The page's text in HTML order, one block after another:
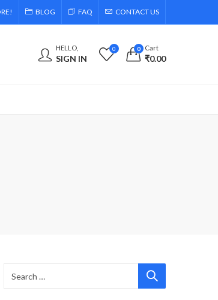
BLOG FAQ CONTACT US
HELLO,
SIGN IN
0 0 Cart
₹0.00